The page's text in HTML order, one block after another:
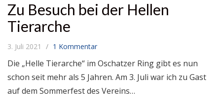
Zu Besuch bei der Hellen
Tierarche
3. Juli 2021 1 Kommentar
Die „Helle Tierarche“ im Oschatzer Ring gibt es nun
schon seit mehr als 5 Jahren. Am 3. Juli war ich zu Gast
auf dem Sommerfest des Vereins…